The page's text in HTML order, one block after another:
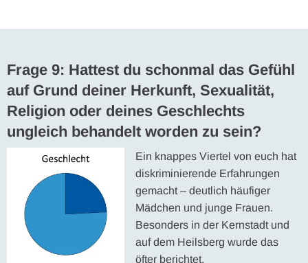
Frage 9: Hattest du schonmal das Gefühl
auf Grund deiner Herkunft, Sexualität,
Religion oder deines Geschlechts
ungleich behandelt worden zu sein?
Ein knappes Viertel von euch hat
diskriminierende Erfahrungen
gemacht – deutlich häufiger
Mädchen und junge Frauen.
Besonders in der Kernstadt und
auf dem Heilsberg wurde das
öfter berichtet.